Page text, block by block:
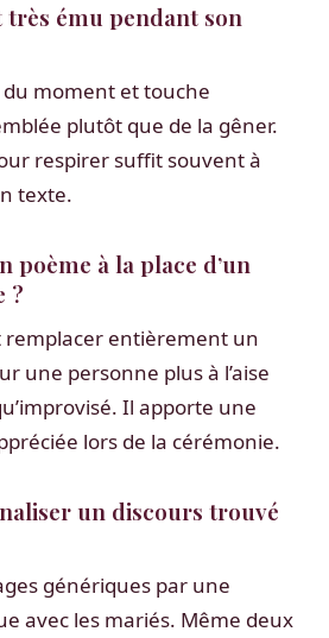
très ému pendant son
du moment et touche
plutôt que de la gêner.
respirer suffit souvent à
texte.
à la place d’un
?
remplacer entièrement un
une personne plus à l’aise
Il apporte une
lors de la cérémonie.
un discours trouvé
génériques par une
avec les mariés. Même deux